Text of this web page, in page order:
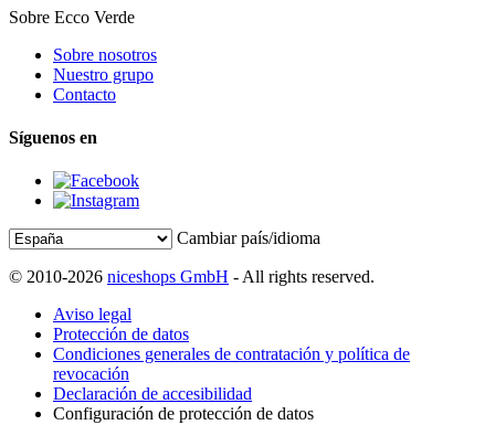
Sobre Ecco Verde
Sobre nosotros
Nuestro grupo
Contacto
Síguenos en
Cambiar país/idioma
© 2010-2026 niceshops GmbH - All rights reserved.
Aviso legal
Protección de datos
Condiciones generales de contratación y política de
revocación
Declaración de accesibilidad
Configuración de protección de datos